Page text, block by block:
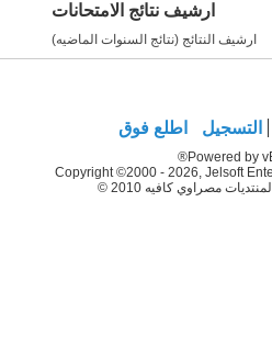
ارشيف نتائج الامتحانات
ارشيف النتائج (نتائج السنوات الماضيه)
التسجيل اطلع فوق
Powered by
Copyright ©2000 - 2026, Jelsoft
مصراوي كافيه 2010 ©